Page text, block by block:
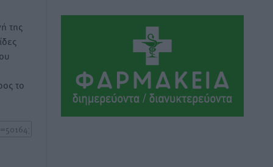
της
το
Συνελήφθη 37χρονη στη Ρόδο γιατί
είχε αφήσει τα τρία ανήλικα παιδιά της
χωρίς επιτήρηση
Τοπικές Ειδήσεις πριν 11 ώρες
Σταυρός Καλυθιών: Απέκτησε την